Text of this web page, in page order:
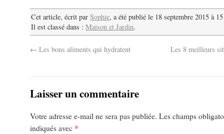
Cet article, écrit parSophie, a été publié le 18 septembre 2015 à
Il est classé dans :Maison et Jardin.
← Les bons aliments qui hydratent Les 8 meilleurs
Laisser un commentaire
Votre adresse e-mail ne sera pas publiée. Les champs
indiqués avec *